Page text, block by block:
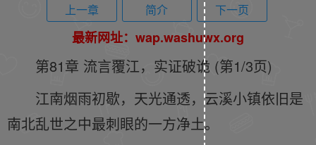
上一章 简介 下一页
最新网址：wap.washuwx.org
第81章 流言覆江，实证破诡 (第1/3页)
江南烟雨初歇，天光通透，云溪小镇依旧是
南北乱世之中最刺眼的一方净土。